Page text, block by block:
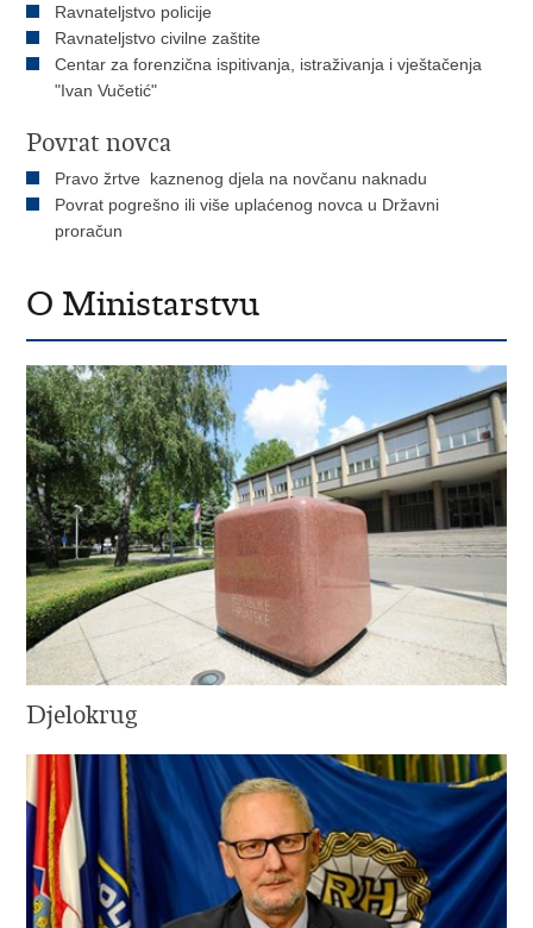
Ravnateljstvo policije
Ravnateljstvo civilne zaštite
Centar za forenzična ispitivanja, istraživanja i vještačenja
"Ivan Vučetić"
Povrat novca
Pravo žrtve kaznenog djela na novčanu naknadu
Povrat pogrešno ili više uplaćenog novca u Državni
proračun
O Ministarstvu
Djelokrug